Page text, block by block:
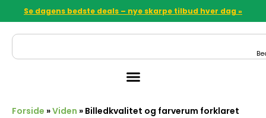
Se dagens bedste deals – nye skarpe tilbud hver dag »
Forside »Viden » Billedkvalitet og farverum forklaret